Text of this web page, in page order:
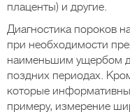
плаценты) и другие.
Диагностика пороков
при необходимости
наименьшим ущербом
поздних периодах.
которые
примеру, измерение